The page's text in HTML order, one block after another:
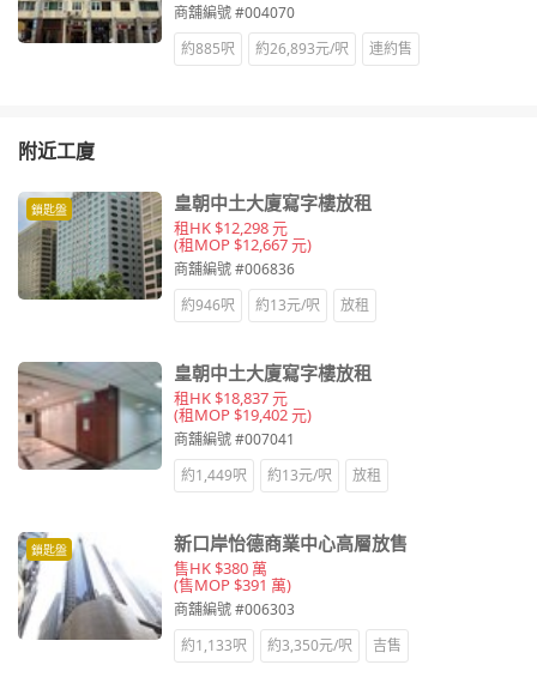
商舖編號 #004070
約885呎
約26,893元/呎 連約售
附近工廈
鎖匙盤 皇朝中土大廈寫字樓放租
租HK $12,298 元
(租MOP $12,667 元)
商舖編號 #006836
約946呎
約13元/呎 放租
皇朝中土大廈寫字樓放租
租HK $18,837 元
(租MOP $19,402 元)
商舖編號 #007041
約1,449呎
約13元/呎 放租
鎖匙盤 新口岸怡德商業中心高層放售
售HK $380 萬
(售MOP $391 萬)
商舖編號 #006303
約1,133呎
約3,350元/呎 吉售